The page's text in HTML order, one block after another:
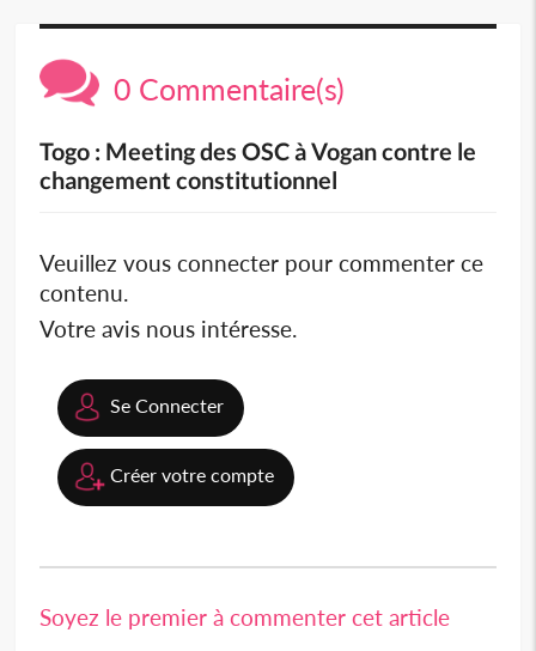
0 Commentaire(s)
Togo : Meeting des OSC à Vogan contre le
changement constitutionnel
Veuillez vous connecter pour commenter ce
contenu.
Votre avis nous intéresse.
Se Connecter
Créer votre compte
Soyez le premier à commenter cet article